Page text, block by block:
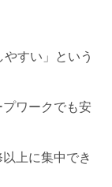
すい」という
ワークでも安
上に集中でき